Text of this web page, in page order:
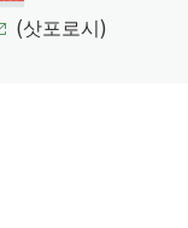
(삿포로시)